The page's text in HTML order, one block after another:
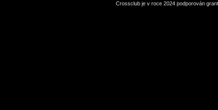
Crossclub je v roce 2024 podporován